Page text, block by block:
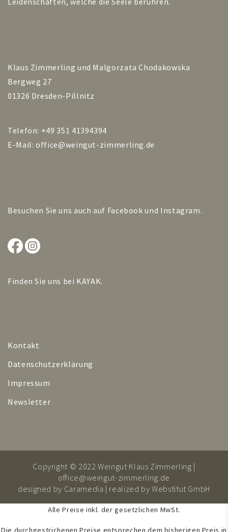
Klaus Zimmerling und Malgorzata Chodakowska
Bergweg 27
01326 Dresden-Pillnitz
Telefon: +49 351 41394394
E-Mail:office@weingut-zimmerling.de
Besuchen Sie uns auch auf Facebook und Instagram.
Finden Sie uns bei KAYAK.
Kontakt
Datenschutzerklärung
Impressum
Newsletter
Copyright © 2022 Weingut Klaus Zimmerling |
office@weingut-zimmerling.de
designed by Caramedia | realized byWebstitut GmbH
Alle Preise inkl. der gesetzlichen MwSt.
Die durchgestrichenen Preise entsprechen dem bisherigen Preis in